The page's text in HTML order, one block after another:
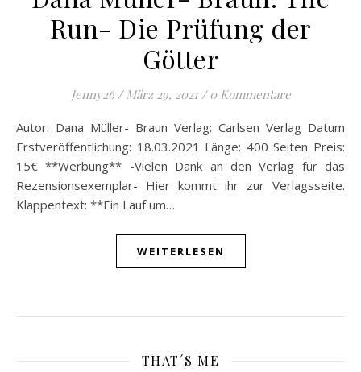
Run- Die Prüfung der
Götter
Jenny26 / März 29, 2021 / 0 Kommentare
Autor: Dana Müller- Braun Verlag: Carlsen Verlag Datum
Erstveröffentlichung: 18.03.2021 Länge: 400 Seiten Preis:
15€ **Werbung** -Vielen Dank an den Verlag für das
Rezensionsexemplar- Hier kommt ihr zur Verlagsseite.
Klappentext: **Ein Lauf um…
WEITERLESEN
THAT´S ME